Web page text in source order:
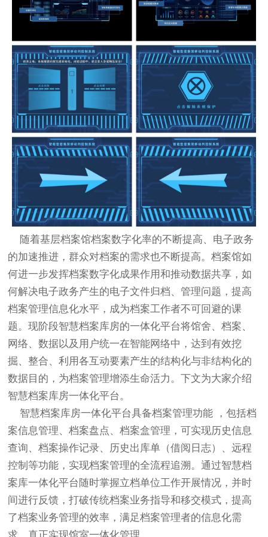
随着基层档案馆档案数字化率的不断提高、电子政务
的加速推进，群众对档案的需求也不断提高。档案馆如
何进一步发挥档案数字化成果作用和推动数据共享，如
何解决电子政务产生的电子文件归档、管理问题，提高
档案管理信息化水平，成为档案工作者不可回避的课
题。现阶段智慧档案库房的一体化平台将馆舍、档案、
网络、数据以及用户统一在智能网络中，达到有效挖
掘、整合、利用各互动要素产生的结构化与非结构化的
数据目的，为档案管理增添生命活力。下文为大家介绍
智慧档案库房一体化平台。
智慧档案库房一体化平台具备档案管理功能 ，包括档
案信息管理、档案盘点、档案盒管理，可实现历史信息
查询、档案操作记录、历史出库单（借阅日志）、远程
控制等功能，实现档案管理的全流程追溯。通过智慧档
案库一体化平台随时掌握立档单位工作开展情况，并时
间进行反馈，打破传统档案业务指导和移交模式，提高
了档案业务管理的效率，满足档案管理者的信息化需